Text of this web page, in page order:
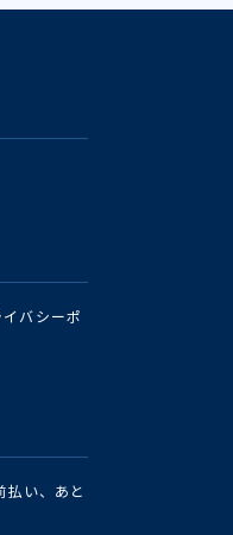
イバシーポ
い、あと